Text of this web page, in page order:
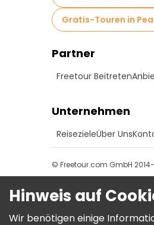
Gratis-Touren in
Partner
Freetour Beitreten
Unternehmen
ReisezieleÜber Uns
© Freetour.com GmbH
Hinweis auf
Wir benötigen einige